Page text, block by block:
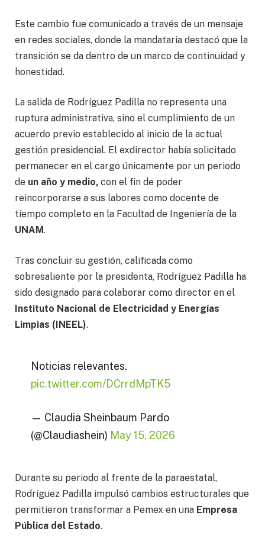
Este cambio fue comunicado a través de un mensaje
en redes sociales, donde la mandataria destacó que la
transición se da dentro de un marco de continuidad y
honestidad.
La salida de Rodríguez Padilla no representa una
ruptura administrativa, sino el cumplimiento de un
acuerdo previo establecido al inicio de la actual
gestión presidencial. El exdirector había solicitado
permanecer en el cargo únicamente por un periodo
de un año y medio, con el fin de poder
reincorporarse a sus labores como docente de
tiempo completo en la Facultad de Ingeniería de la
UNAM.
Tras concluir su gestión, calificada como
sobresaliente por la presidenta, Rodríguez Padilla ha
sido designado para colaborar como director en el
Instituto Nacional de Electricidad y Energías
Limpias (INEEL).
Noticias relevantes.
pic.twitter.com/DCrrdMpTK5
— Claudia Sheinbaum Pardo
(@Claudiashein) May 15, 2026
Durante su periodo al frente de la paraestatal,
Rodríguez Padilla impulsó cambios estructurales que
permitieron transformar a Pemex en una Empresa
Pública del Estado.